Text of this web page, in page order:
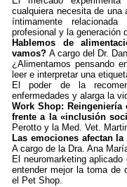
cualquiera necesita de una
íntimamente
profesional y la generación
Hablemos de
vamos? A cargo del Dr.
¿Alimentamos pensando
leer e interpretar una
El poder de la
enfermedades y alarga la
Work Shop:
frente a la «inclusión
Perotto y la Med. Vet.
Las emociones afectan
A cargo de la Dra. Ana
El neuromarketing
entender mejor la toma de
el Pet Shop.